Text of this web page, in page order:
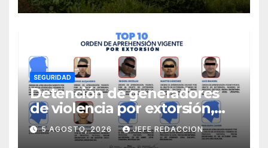
plantarán 6.6 millones de
árboles y plantas
SEGURIDAD
Detención de generadores
de violencia por extorsión,
pilar de la estrategia estatal:
SSP
5 AGOSTO, 2026 JEFE REDACCION